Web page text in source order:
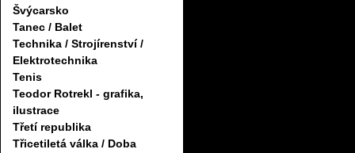
Švýcarsko
Tanec / Balet
Technika / Strojírenství /
Elektrotechnika
Tenis
Teodor Rotrekl - grafika,
ilustrace
Třetí republika
Třicetiletá válka / Doba